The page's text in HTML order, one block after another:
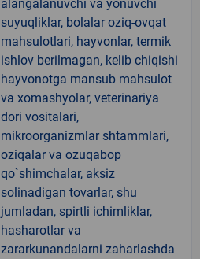
alangalanuvchi va yonuvchi
suyuqliklar, bolalar oziq-ovqat
mahsulotlari, hayvonlar, termik
ishlov berilmagan, kelib chiqishi
hayvonotga mansub mahsulot
va xomashyolar, veterinariya
dori vositalari,
mikroorganizmlar shtammlari,
oziqalar va ozuqabop
qo`shimchalar, aksiz
solinadigan tovarlar, shu
jumladan, spirtli ichimliklar,
hasharotlar va
zararkunandalarni zaharlashda